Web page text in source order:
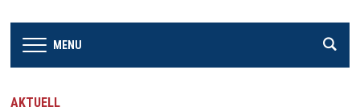
MENU
AKTUELL